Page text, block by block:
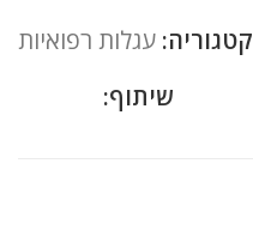
קטגוריה: עגלות רפואיות
שיתוף: